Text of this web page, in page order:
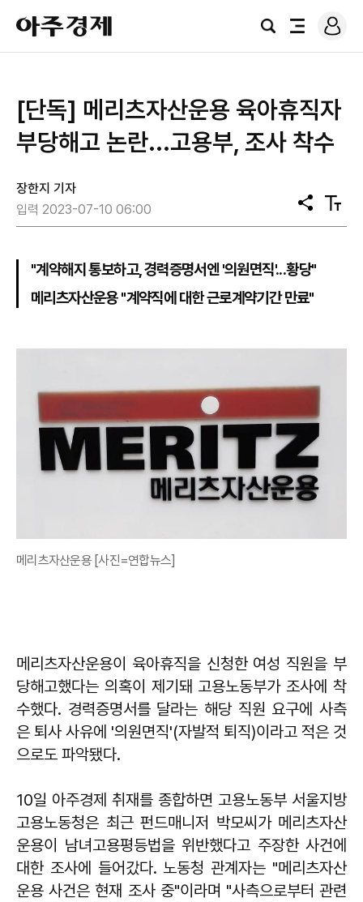
아
주
경
검
전
로
그
[단독] 메리츠자산운용 육아휴직자
부당해고 논란...고용부, 조사 착수
장한지 기자
입력 2023-07-10 06:00
공
유
텍
스
"계약해지 통보하고, 경력증명서엔 '의원면직'...황당"
메리츠자산운용 "계약직에 대한 근로계약기간 만료"
메리츠자산운용 [사진=연합뉴스]
메리츠자산운용이 육아휴직을 신청한 여성 직원을 부
당해고했다는 의혹이 제기돼 고용노동부가 조사에 착
수했다. 경력증명서를 달라는 해당 직원 요구에 사측
은 퇴사 사유에 '의원면직'(자발적 퇴직)이라고 적은 것
으로도 파악됐다.
10일 아주경제 취재를 종합하면 고용노동부 서울지방
고용노동청은 최근 펀드매니저 박모씨가 메리츠자산
운용이 남녀고용평등법을 위반했다고 주장한 사건에
대한 조사에 들어갔다. 노동청 관계자는 "메리츠자산
운용 사건은 현재 조사 중"이라며 "사측으로부터 관련